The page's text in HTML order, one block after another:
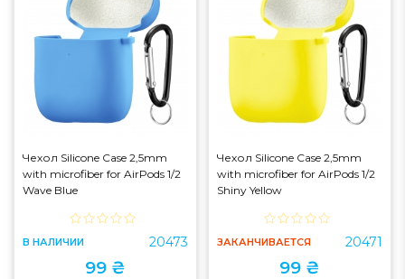
Чехол Silicone Case 2,5mm
with microfiber for AirPods 1/2
Wave Blue
В НАЛИЧИИ 20473
99 ₴
Чехол Silicone Case 2,5mm
with microfiber for AirPods 1/2
Shiny Yellow
ЗАКАНЧИВАЕТСЯ 20471
99 ₴